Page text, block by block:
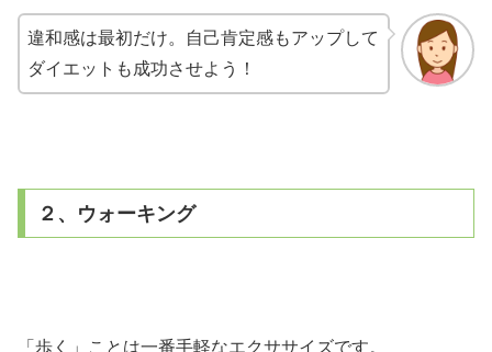
違和感は最初だけ。自己肯定感もアップして
ダイエットも成功させよう！
２、ウォーキング
「歩く」ことは一番手軽なエクササイズです。